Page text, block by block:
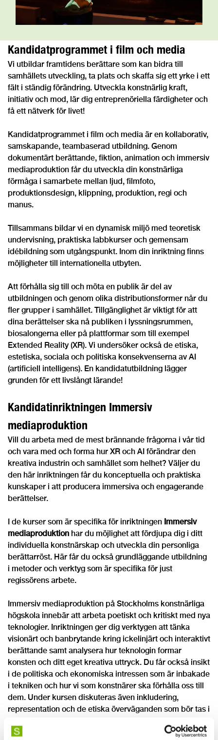
Kandidatprogrammet i film och media
Vi utbildar framtidens berättare som kan bidra till
samhällets utveckling, ta plats och skaffa sig ett yrke i ett
fält i ständig förändring. Utveckla konstnärlig kraft,
initiativ och mod, lär dig entreprenöriella färdigheter och
få ett nätverk för livet!
Kandidatprogrammet i film och media är en kollaborativ,
samskapande, teambaserad utbildning. Genom
dokumentärt berättande, fiktion, animation och immersiv
mediaproduktion får du utveckla din konstnärliga
förmåga i samarbete mellan ljud, filmfoto,
produktionsdesign, klippning, produktion, regi och
manus.
Tillsammans bildar vi en dynamisk miljö med teoretisk
undervisning, praktiska labbkurser och gemensam
idébildning som utgångspunkt. Inom din inriktning finns
möjligheter till internationella utbyten.
Att förhålla sig till och möta en publik är del av
utbildningen och genom olika distributionsformer når du
fler grupper i samhället. Tillgänglighet är viktigt för att
dina berättelser ska nå publiken i lyssningsrummen,
biosalongerna eller på plattformar som till exempel
Extended Reality (XR). Vi undersöker också de etiska,
estetiska, sociala och politiska konsekvenserna av AI
(artificiell intelligens). En kandidatutbildning lägger
grunden för ett livslångt lärande!
Kandidatinriktningen Immersiv
mediaproduktion
Vill du arbeta med de mest brännande frågorna i vår tid
och vara med och forma hur XR och AI förändrar den
kreativa industrin och samhället som helhet? Väljer du
den här inriktningen får du konceptuella och praktiska
kunskaper i att producera immersiva och engagerande
berättelser.
I de kurser som är specifika för inriktningen Immersiv
mediaproduktion har du möjlighet att fördjupa dig i ditt
individuella konstnärskap och utveckla din personliga
berättarröst. Här får du också grundläggande utbildning
i metoder och verktyg som är specifika för just
regissörens arbete.
Immersiv mediaproduktion på Stockholms konstnärliga
högskola innebär att arbeta poetiskt och kritiskt med nya
teknologier. Inriktningen ger dig verktygen att tänka
visionärt och banbrytande kring ickelinjärt och interaktivt
berättande samt analysera hur teknologin formar
konsten och ditt eget kreativa uttryck. Du får också insikt
i de politiska och ekonomiska intressen som är inbakade
i tekniken och hur vi som konstnärer ska förhålla oss till
dem. Under kursen diskuteras även inkludering,
representation och de etiska överväganden som bör tas i
liksom teorier om närvaro och förkroppsligande.